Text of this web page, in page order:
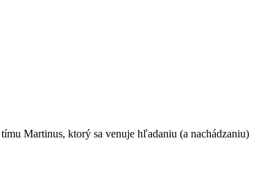
Martinus, ktorý sa venuje hľadaniu (a nachádzaniu)